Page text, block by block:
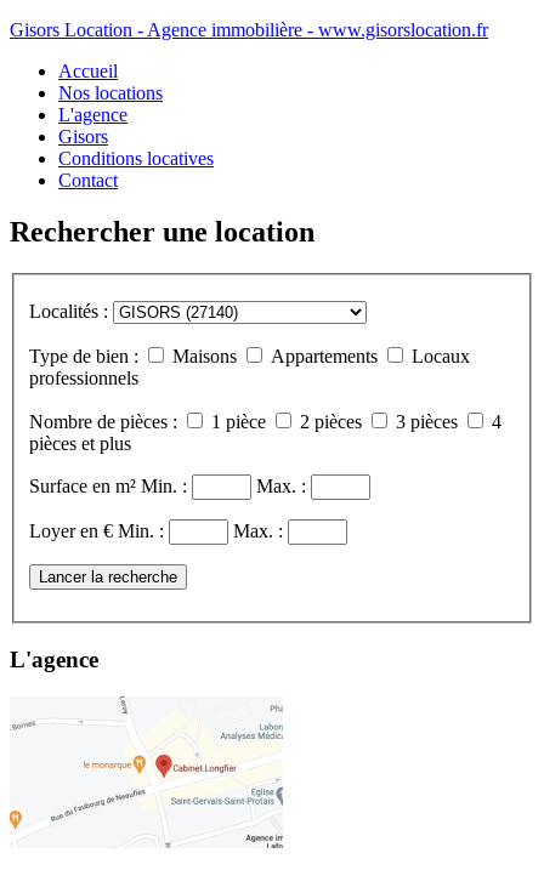
Gisors Location - Agence immobilière - www.gisorslocation.fr
Accueil
Nos locations
L'agence
Gisors
Conditions locatives
Contact
Rechercher une location
Localités :
Type de bien : Maisons Appartements
Locaux
professionnels
Nombre de pièces : 1 pièce 2 pièces 3 pièces
4
pièces et plus
Surface en m² Min. : Max. :
Loyer en € Min. : Max. :
Lancer la recherche
L'agence